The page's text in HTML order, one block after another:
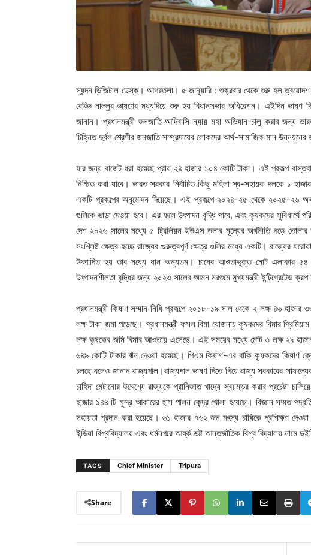
স্যন্দন ডিজিটাল ডেস্ক। আগরতলা। ৫ জানুয়ারি : শুক্রবার থেকে শুরু হল ত্রয়োদশ
রেড্ডি নাল্লুর ভাষণের মধ্যদিয়ে শুরু হয় বিধানসভার অধিবেশন। এইদিন ভাষণ
জানান। প্রধানমন্ত্রী জনজাতি আদিবাসি ন্যায় মহা অভিযান চালু করার জন্য
চিহ্নিত দুর্বল শ্রেণীর জনজাতি সম্প্রদায়ের লোকদের আর্থ-সামাজিক মান
যার জন্য বাজেট ধরা হয়েছে প্রায় ২৪ হাজার ১০৪ কোটি টাকা। এই প্রকল্প
নিশ্চিত করা যাবে। ভারত সরকার নির্বাচিত কিছু মহিলা স্ব-সহায়ক দলকে ১
একটি প্রকল্পের অনুমোদন দিয়েছে। এই প্রকল্পে ২০২৪-২৫ থেকে ২০২৫-২৬
গুলিকে ভাড়া দেওয়া হবে। এর ফলে উৎপাদন বৃদ্ধি পাবে, এবং কৃষকদের সুবিধার্থে
দেশ ২০২৬ সালের মধ্যে ৫ ট্রিলিয়ন ইউএস ডলার মূল্যের অর্থনীতি গড়ে
সংশ্লিষ্ট ক্ষেত্র হচ্ছে রাজ্যের গুরুত্বপূর্ণ ক্ষেত্র গুলির মধ্যে একটি। রাজ্যের
উৎপাদিত হয় তার মধ্যে ধান অন্যতম। চাষের আওতাভুক্ত মোট এলাকার ৫৪
উৎপাদনশীলতা বৃদ্ধির জন্য ২০২৩ সালের আমন মরশুমে মুখ্যমন্ত্রী ইন্টিগ্রেটেড ক্রপ
প্রধানমন্ত্রী কিষাণ সম্মান নিধি প্রকল্পে ২০১৮-১৯ সাল থেকে ২ লক্ষ ৪৬
লক্ষ টাকা জমা পড়েছে। প্রধানমন্ত্রী ফসল বিমা যোজনায় কৃষকদের বিমার
লক্ষ কৃষকের জমি বিমার আওতায় এসেছে। এই সময়ের মধ্যে মোট ৩ লক্ষ ২৯
৬৪৯ কোটি টাকার ঋন দেওয়া হয়েছে। পিএম কিষাণ-এর বাকি কৃষকদের কিষাণ
চলছে বলেও জানান রাজ্যপাল।রাজ্যপাল ভাষণ দিতে গিয়ে রাজ্য সরকারের
চাহিদা মেটানোর উদ্দেশ্যে রাজ্যকে প্রানিজাত খাদ্যে স্বয়ম্ভর করার প্রচেষ্টা
হাজার ১৪৪ টি ক্ষুদ্র আকারের হাস পালন কেন্দ্র খোলা হয়েছে। বিজ্ঞান সম্মত
সহায়তা প্রদান করা হয়েছে। ৬১ হাজার ৭৬২ জন মৎস্য চাষিকে প্রশিক্ষণ
ইন্ডিয়া বিশ্ববিদ্যালয় এবং ধর্মনগরে আর্য্ক ভট্ট আন্তর্জাতিক বিশ্ব বিদ্যালয় নামে
TAGS Chief Minister Tripura
Share